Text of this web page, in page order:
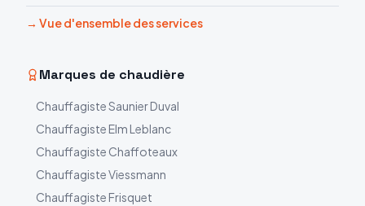
→ Vue d'ensemble des services
Marques de chaudière
ChauffagisteSaunier Duval
Chauffagiste Elm Leblanc
Chauffagiste Chaffoteaux
ChauffagisteViessmann
Chauffagiste Frisquet